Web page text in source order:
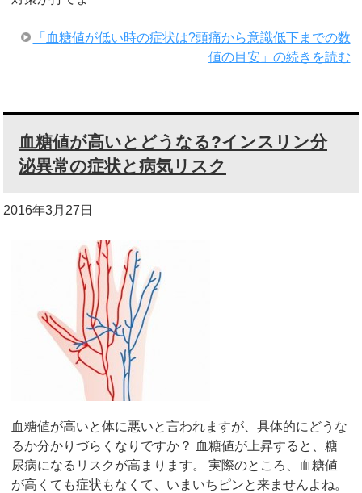
「血糖値が低い時の症状は?頭痛から意識低下までの数
値の目安」の続きを読む
血糖値が高いとどうなる?インスリン分
泌異常の症状と病気リスク
2016年3月27日
血糖値が高いと体に悪いと言われますが、具体的にどうな
るか分かりづらくなりですか？ 血糖値が上昇すると、糖
尿病になるリスクが高まります。 実際のところ、血糖値
が高くても症状もなくて、いまいちピンと来ませんよね。